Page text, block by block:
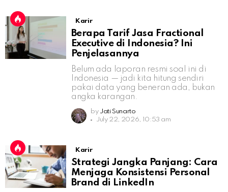
Karir
Berapa Tarif Jasa Fractional
Executive di Indonesia? Ini
Penjelasannya
Belum ada laporan resmi soal ini di
Indonesia — jadi kita hitung sendiri
pakai data yang beneran ada, bukan
angka karangan.
by Jati Sunarto
July 22, 2026, 10:53 am
Karir
Strategi Jangka Panjang: Cara
Menjaga Konsistensi Personal
Brand di LinkedIn